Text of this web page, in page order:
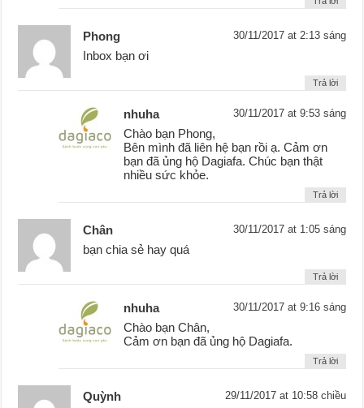
Phong 30/11/2017 at 2:13 sáng
Inbox bạn ơi
Trả lời
nhuha 30/11/2017 at 9:53 sáng
Chào bạn Phong,
Bên mình đã liên hệ bạn rồi ạ. Cảm ơn
bạn đã ủng hộ Dagiafa. Chúc bạn thật
nhiều sức khỏe.
Trả lời
Chân 30/11/2017 at 1:05 sáng
bạn chia sẻ hay quá
Trả lời
nhuha 30/11/2017 at 9:16 sáng
Chào bạn Chân,
Cảm ơn bạn đã ủng hộ Dagiafa.
Trả lời
Quỳnh 29/11/2017 at 10:58 chiều